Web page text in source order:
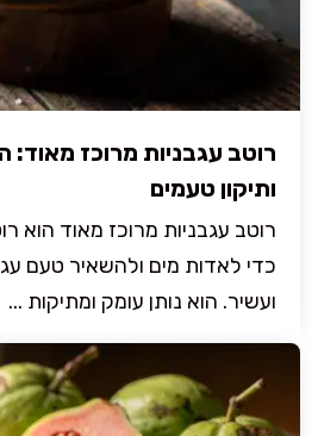
רוטב עגבניות מרוכז מאוד:
ותיקון טעמים
רוטב עגבניות מרוכז מאוד הוא
כדי לאדות מים ולהשאיר טעם
ועשיר. הוא נותן עומק ומתיקות ...